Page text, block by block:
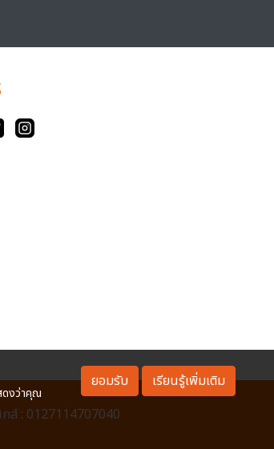
ส์ : 0127114707040
ดงว่าคุณ
ยอมรับ เรียนรู้เพิ่มเติม